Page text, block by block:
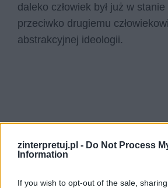
zinterpretuj.pl - Do Not Process
Information
If you wish to opt-out of the sale,
daleko człowiek był już w
przeciwko drugiemu
abstrakcyjnej ideologii.